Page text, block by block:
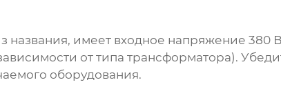
названия, имеет входное напряжение 380
от типа трансформатора).
оборудования.